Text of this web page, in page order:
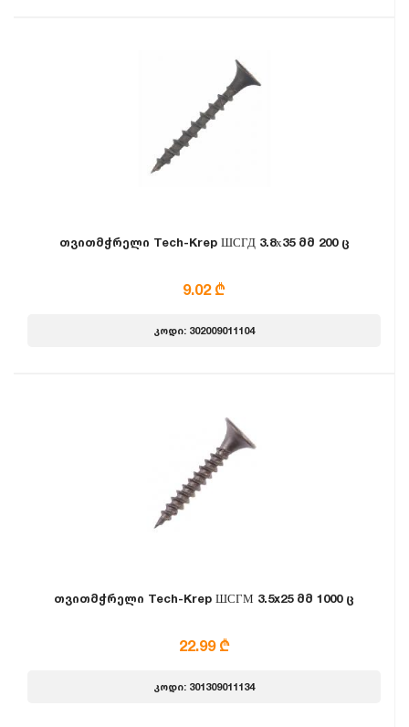
თვითმჭრელი Tech-Krep ШСГД 3.8х35 მმ 200 ც
9.02 ₾
კოდი: 302009011104
თვითმჭრელი Tech-Krep ШСГМ 3.5x25 მმ 1000 ც
22.99 ₾
კოდი: 301309011134